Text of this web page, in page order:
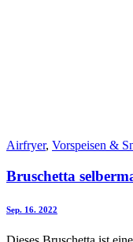
Airfryer, Vorspeisen &
Bruschetta
Sep. 16. 2022